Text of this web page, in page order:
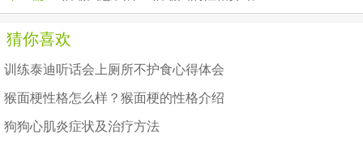
猜你喜欢
训练泰迪听话会上厕所不护食心得体会
猴面梗性格怎么样？猴面梗的性格介绍
狗狗心肌炎症状及治疗方法